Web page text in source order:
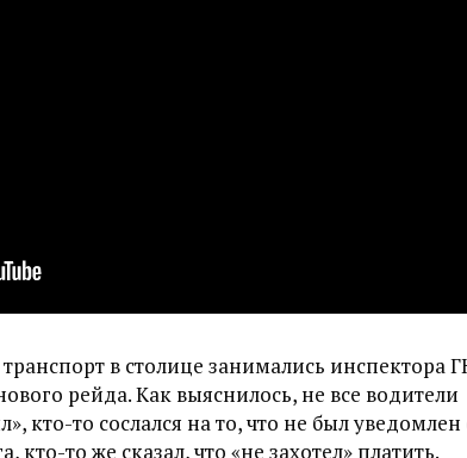
в столице занимались инспектора
рейда. Как выяснилось, не все водители
кто-то сослался на то, что не был уведомлен
кто-то же сказал, что «не захотел» платить.